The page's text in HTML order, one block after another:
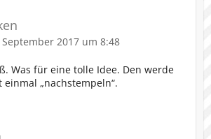
September 2017 um 8:48
Was für eine tolle Idee. Den werde
„nachstempeln“.